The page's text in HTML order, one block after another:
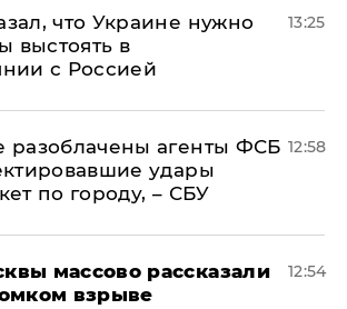
что Украине нужно
выстоять в
с Россией
13:25
разоблачены агенты ФСБ
удары
по городу, – СБУ
12:58
массово рассказали
взрыве
12:54